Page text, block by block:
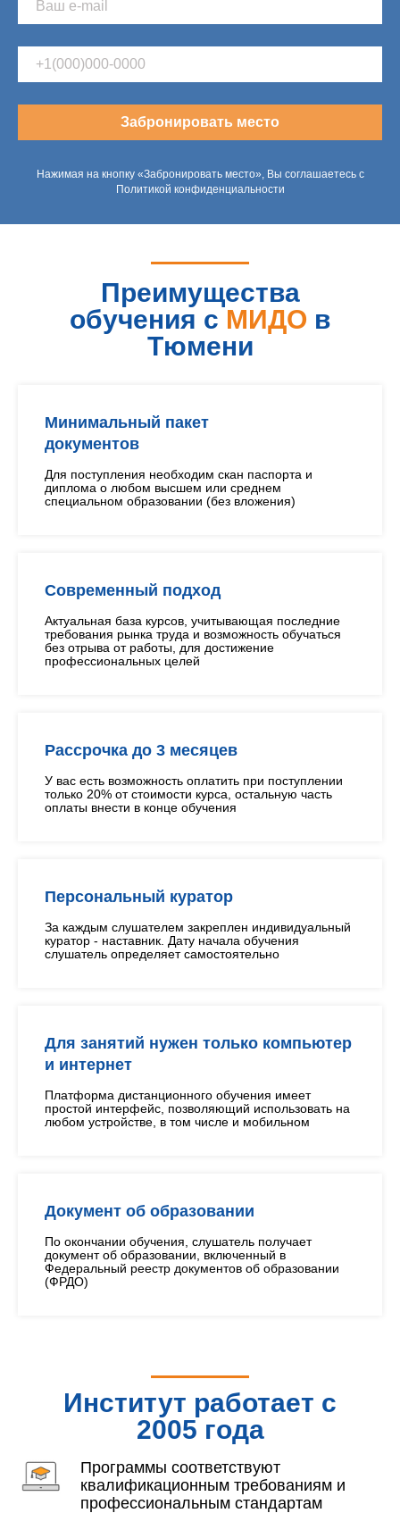
Забронировать место
Нажимая на кнопку «Забронировать место», Вы соглашаетесь с
Политикой конфиденциальности
Преимущества
обучения с МИДО в
Тюмени
Минимальный пакет
документов
Для поступления необходим скан паспорта и
диплома о любом высшем или среднем
специальном образовании (без вложения)
Современный подход
Актуальная база курсов, учитывающая последние
требования рынка труда и возможность обучаться
без отрыва от работы, для достижение
профессиональных целей
Рассрочка до 3 месяцев
У вас есть возможность оплатить при поступлении
только 20% от стоимости курса, остальную часть
оплаты внести в конце обучения
Персональный куратор
За каждым слушателем закреплен индивидуальный
куратор - наставник. Дату начала обучения
слушатель определяет самостоятельно
Для занятий нужен только компьютер
и интернет
Платформа дистанционного обучения имеет
простой интерфейс, позволяющий использовать на
любом устройстве, в том числе и мобильном
Документ об образовании
По окончании обучения, слушатель получает
документ об образовании, включенный в
Федеральный реестр документов об образовании
(ФРДО)
Институт работает с
2005 года
Программы соответствуют
квалификационным требованиям и
профессиональным стандартам